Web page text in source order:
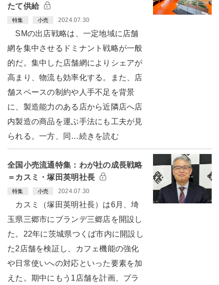
たて供給
特集 小売 2024.07.30
SMの出店戦略は、一定地域に店舗
網を集中させるドミナント戦略が一般
的だ。集中した店舗網によりシェアが
高まり、物流も効率化する。また、店
舗スペースの制約や人手不足を背景
に、製造能力のある店から近隣店へ店
内製造の商品を運ぶ手法にも工夫が見
られる。一方、同…続きを読む
全国小売流通特集：わが社の成長戦略
＝カスミ・塚田英明社長
特集 小売 2024.07.30
カスミ（塚田英明社長）は6月、埼
玉県三郷市にブランデ三郷店を開設し
た。22年に茨城県つくば市内に開設し
た2店舗を検証し、カフェ機能の強化
や日常使いへの対応といった要素を加
えた。期中にもう1店舗を計画、ブラ